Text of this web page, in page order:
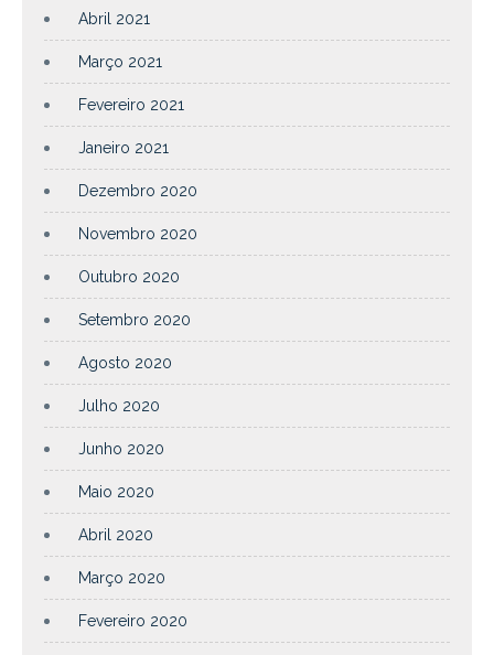
Abril 2021
Março 2021
Fevereiro 2021
Janeiro 2021
Dezembro 2020
Novembro 2020
Outubro 2020
Setembro 2020
Agosto 2020
Julho 2020
Junho 2020
Maio 2020
Abril 2020
Março 2020
Fevereiro 2020